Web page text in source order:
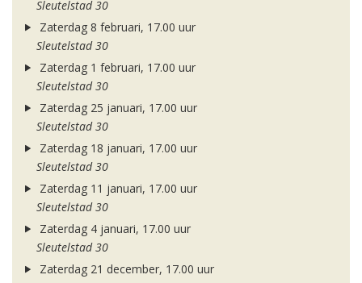
Sleutelstad 30
Zaterdag 8 februari, 17.00 uur
Sleutelstad 30
Zaterdag 1 februari, 17.00 uur
Sleutelstad 30
Zaterdag 25 januari, 17.00 uur
Sleutelstad 30
Zaterdag 18 januari, 17.00 uur
Sleutelstad 30
Zaterdag 11 januari, 17.00 uur
Sleutelstad 30
Zaterdag 4 januari, 17.00 uur
Sleutelstad 30
Zaterdag 21 december, 17.00 uur